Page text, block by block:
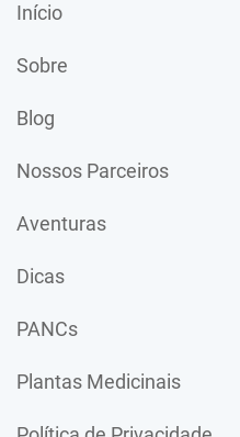
Início
Sobre
Blog
Nossos Parceiros
Aventuras
Dicas
PANCs
Plantas Medicinais